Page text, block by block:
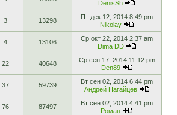
DenisSh
3 13298
Пт дек 12, 2014 8:49 pm
Nikolay
4 13106
Ср окт 22, 2014 2:37 am
Dima DD
22 40648
Ср сен 17, 2014 11:12 pm
Den89
37 59739
Вт сен 02, 2014 6:44 pm
Андрей Нагайцев
76 87497
Вт сен 02, 2014 4:41 pm
Роман